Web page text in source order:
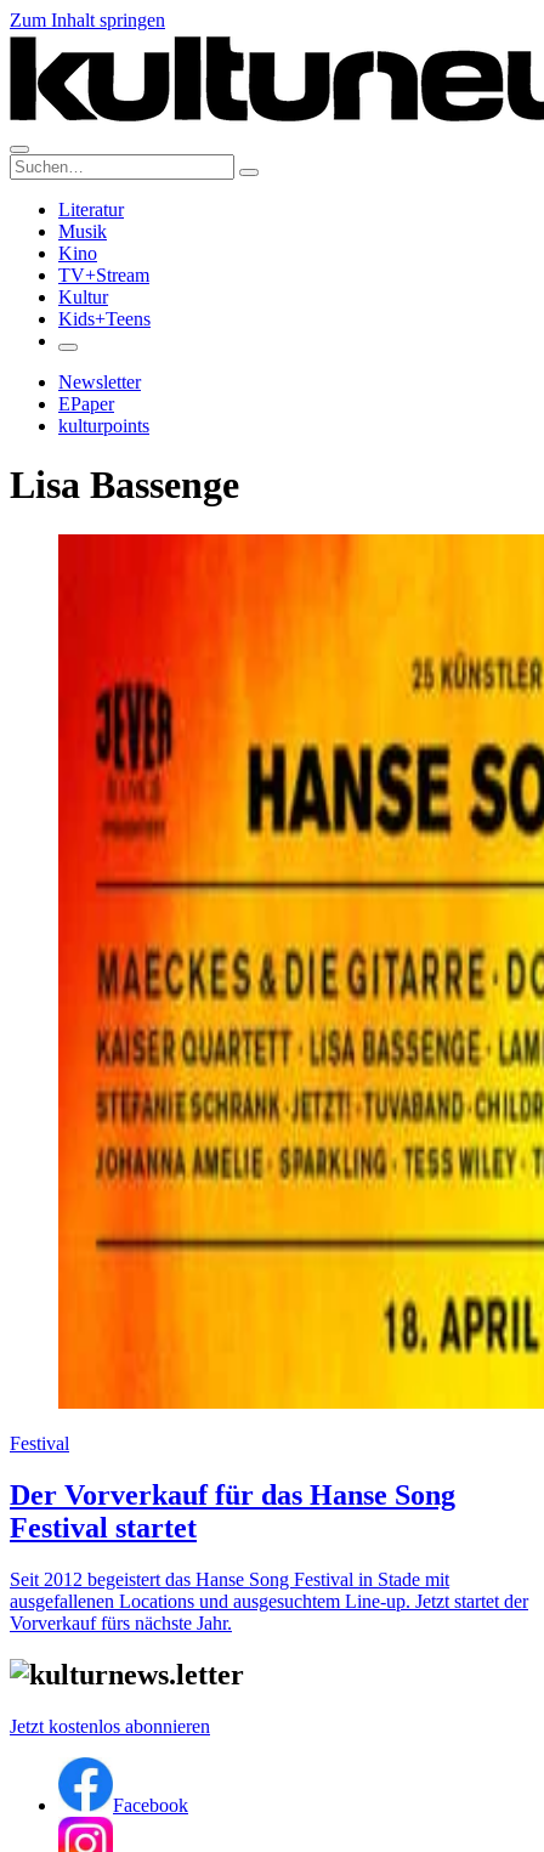
Zum Inhalt springen
Suche:
Literatur
Musik
Kino
TV+Stream
Kultur
Kids+Teens
Newsletter
EPaper
kulturpoints
Lisa Bassenge
Festival
Der Vorverkauf für das Hanse Song
Festival startet
Seit 2012 begeistert das Hanse Song Festival in Stade mit
ausgefallenen Locations und ausgesuchtem Line-up. Jetzt startet der
Vorverkauf fürs nächste Jahr.
Jetzt kostenlos abonnieren
Facebook